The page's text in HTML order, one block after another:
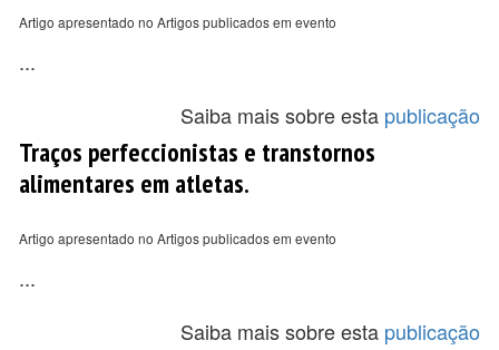
Artigo apresentado no Artigos publicados em evento
...
Saiba mais sobre esta publicação
Traços perfeccionistas e transtornos
alimentares em atletas.
Artigo apresentado no Artigos publicados em evento
...
Saiba mais sobre esta publicação